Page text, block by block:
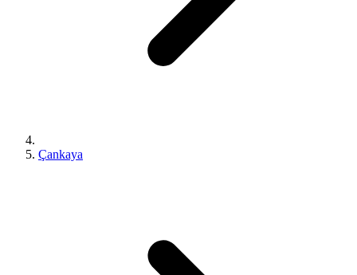
Çankaya